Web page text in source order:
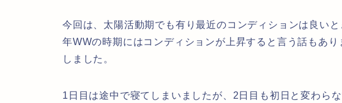
今回は、太陽活動期でも有り最近のコンディションは良い
年WWの時期にはコンディションが上昇すると言う話もあ
しました。
1日目は途中で寝てしまいましたが、2日目も初日と変わら